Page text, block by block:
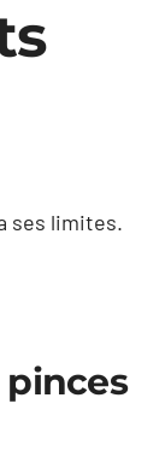
ses limites.
pinces